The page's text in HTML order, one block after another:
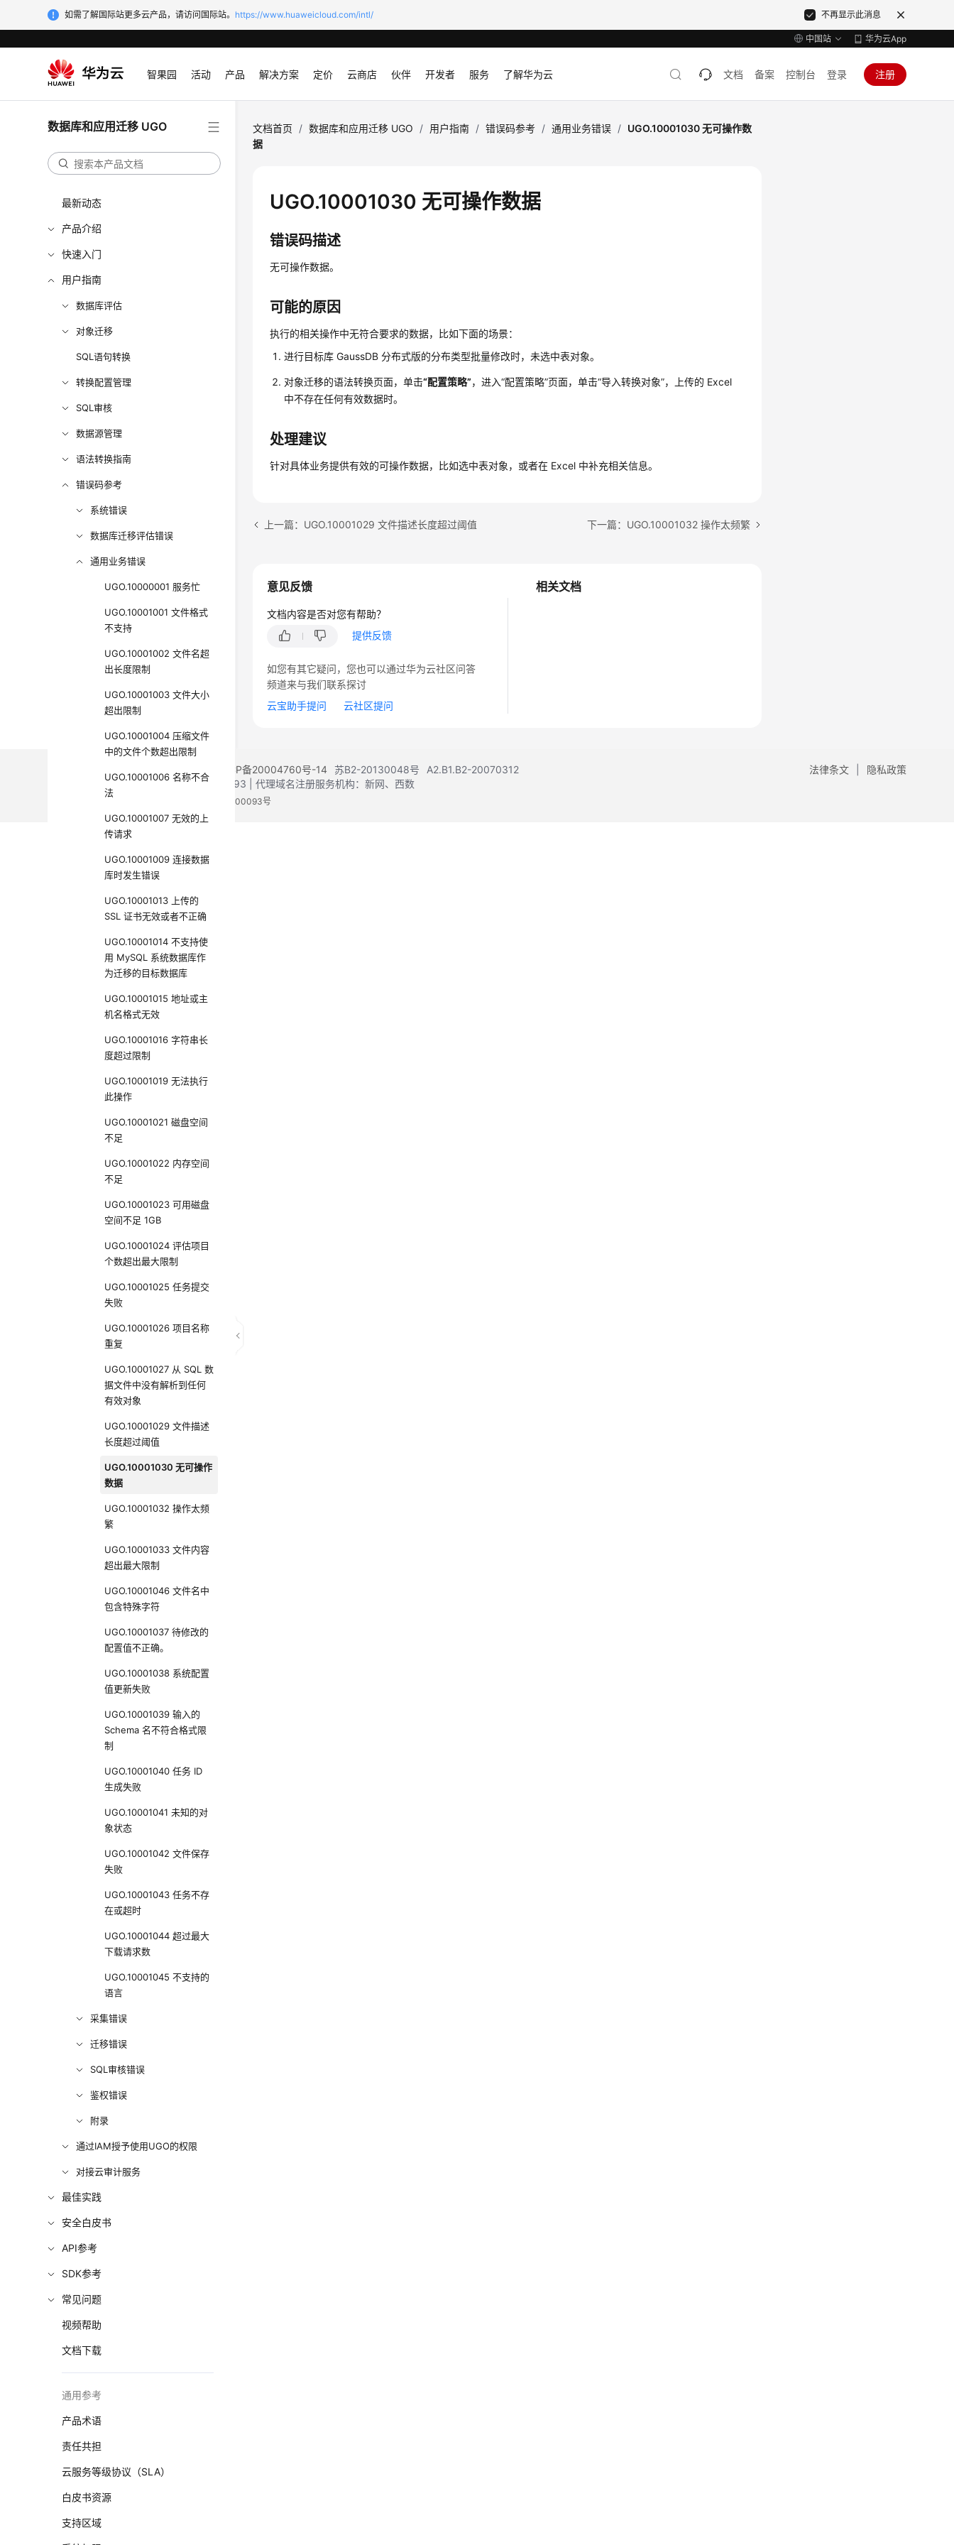
如需了解国际站更多云产品，请访问国际站。 https://www.huaweicloud.com/intl/ 不再显示此消息
中国站 华为云App
智果园 活动 产品 解决方案 定价 云商店 伙伴 开发者 服务 了解华为云 文档 备案 控制台 登录 注册
数据库和应用迁移 UGO
最新动态
产品介绍
快速入门
用户指南
数据库评估
对象迁移
SQL语句转换
转换配置管理
SQL审核
数据源管理
语法转换指南
错误码参考
系统错误
数据库迁移评估错误
通用业务错误
UGO.10000001 服务忙
UGO.10001001 文件格式
不支持
UGO.10001002 文件名超
出长度限制
UGO.10001003 文件大小
超出限制
UGO.10001004 压缩文件
中的文件个数超出限制
UGO.10001006 名称不合
法
UGO.10001007 无效的上
传请求
UGO.10001009 连接数据
库时发生错误
UGO.10001013 上传的
SSL 证书无效或者不正确
UGO.10001014 不支持使
用 MySQL 系统数据库作
为迁移的目标数据库
UGO.10001015 地址或主
机名格式无效
UGO.10001016 字符串长
度超过限制
UGO.10001019 无法执行
此操作
UGO.10001021 磁盘空间
不足
UGO.10001022 内存空间
不足
UGO.10001023 可用磁盘
空间不足 1GB
UGO.10001024 评估项目
个数超出最大限制
UGO.10001025 任务提交
失败
UGO.10001026 项目名称
重复
UGO.10001027 从 SQL 数
据文件中没有解析到任何
有效对象
UGO.10001029 文件描述
长度超过阈值
UGO.10001030 无可操作
数据
UGO.10001032 操作太频
繁
UGO.10001033 文件内容
超出最大限制
UGO.10001046 文件名中
包含特殊字符
UGO.10001037 待修改的
配置值不正确。
UGO.10001038 系统配置
值更新失败
UGO.10001039 输入的
Schema 名不符合格式限
制
UGO.10001040 任务 ID
生成失败
UGO.10001041 未知的对
象状态
UGO.10001042 文件保存
失败
UGO.10001043 任务不存
在或超时
UGO.10001044 超过最大
下载请求数
UGO.10001045 不支持的
语言
采集错误
迁移错误
SQL审核错误
鉴权错误
附录
通过IAM授予使用UGO的权限
对接云审计服务
最佳实践
安全白皮书
API参考
SDK参考
常见问题
视频帮助
文档下载
通用参考
产品术语
责任共担
云服务等级协议（SLA）
白皮书资源
支持区域
文档首页 / 数据库和应用迁移 UGO / 用户指南 / 错误码参考 / 通用业务错误 / UGO.10001030 无可操作数
据
UGO.10001030 无可操作数据
错误码描述
无可操作数据。
可能的原因
执行的相关操作中无符合要求的数据，比如下面的场景：
进行目标库 GaussDB 分布式版的分布类型批量修改时，未选中表对象。
对象迁移的语法转换页面，单击“配置策略”，进入“配置策略”页面，单击“导入转换对象”，上传的 Excel
中不存在任何有效数据时。
处理建议
针对具体业务提供有效的可操作数据，比如选中表对象，或者在 Excel 中补充相关信息。
上一篇：UGO.10001029 文件描述长度超过阈值 下一篇：UGO.10001032 操作太频繁
相关文档
意见反馈
文档内容是否对您有帮助？
提供反馈
如您有其它疑问，您也可以通过华为云社区问答
频道来与我们联系探讨
云宝助手提问
云社区提问
法律条文 隐私政策
黔ICP备20004760号-14 苏B2-20130048号
A2.B1.B2-20070312
增值电信业务经营许可证：B1.B2-20200593 | 代理域名注册服务机构：新网、西数
电子营业执照 贵公网安备 52990002000093号